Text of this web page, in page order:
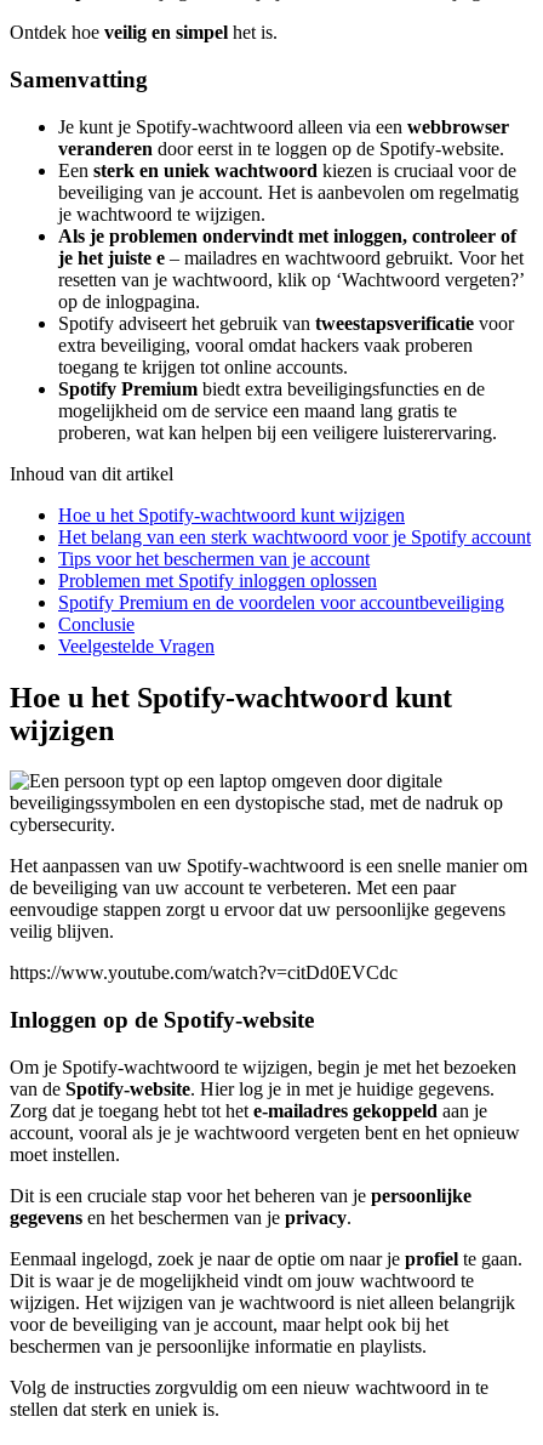
Ontdek hoe veilig en simpel het is.
Samenvatting
Je kunt je Spotify-wachtwoord alleen via een webbrowser
veranderen door eerst in te loggen op de Spotify-website.
Een sterk en uniek wachtwoord kiezen is cruciaal voor de
beveiliging van je account. Het is aanbevolen om regelmatig
je wachtwoord te wijzigen.
Als je problemen ondervindt met inloggen, controleer of
je het juiste e – mailadres en wachtwoord gebruikt. Voor het
resetten van je wachtwoord, klik op ‘Wachtwoord vergeten?’
op de inlogpagina.
Spotify adviseert het gebruik van tweestapsverificatie voor
extra beveiliging, vooral omdat hackers vaak proberen
toegang te krijgen tot online accounts.
Spotify Premium biedt extra beveiligingsfuncties en de
mogelijkheid om de service een maand lang gratis te
proberen, wat kan helpen bij een veiligere luisterervaring.
Inhoud van dit artikel
Hoe u het Spotify-wachtwoord kunt wijzigen
Het belang van een sterk wachtwoord voor je Spotify account
Tips voor het beschermen van je account
Problemen met Spotify inloggen oplossen
Spotify Premium en de voordelen voor accountbeveiliging
Conclusie
Veelgestelde Vragen
Hoe u het Spotify-wachtwoord kunt
wijzigen
Het aanpassen van uw Spotify-wachtwoord is een snelle manier om
de beveiliging van uw account te verbeteren. Met een paar
eenvoudige stappen zorgt u ervoor dat uw persoonlijke gegevens
veilig blijven.
https://www.youtube.com/watch?v=citDd0EVCdc
Inloggen op de Spotify-website
Om je Spotify-wachtwoord te wijzigen, begin je met het bezoeken
van de Spotify-website. Hier log je in met je huidige gegevens.
Zorg dat je toegang hebt tot het e-mailadres gekoppeld aan je
account, vooral als je je wachtwoord vergeten bent en het opnieuw
moet instellen.
Dit is een cruciale stap voor het beheren van je persoonlijke
gegevens en het beschermen van je privacy.
Eenmaal ingelogd, zoek je naar de optie om naar je profiel te gaan.
Dit is waar je de mogelijkheid vindt om jouw wachtwoord te
wijzigen. Het wijzigen van je wachtwoord is niet alleen belangrijk
voor de beveiliging van je account, maar helpt ook bij het
beschermen van je persoonlijke informatie en playlists.
Volg de instructies zorgvuldig om een nieuw wachtwoord in te
stellen dat sterk en uniek is.